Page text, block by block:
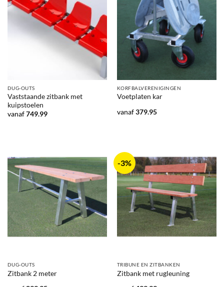
DUG-OUTS
Vaststaande zitbank met
kuipstoelen
vanaf749.99
KORFBALVERENIGINGEN
Voetplaten kar
vanaf379.95
DUG-OUTS
Zitbank 2 meter
-3%
TRIBUNE EN ZITBANKEN
Zitbank met rugleuning